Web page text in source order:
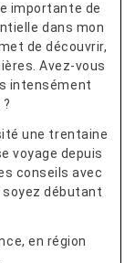
importante de
dans mon
de découvrir,
Avez-vous
intensément
une trentaine
voyage depuis
conseils avec
soyez débutant
en région